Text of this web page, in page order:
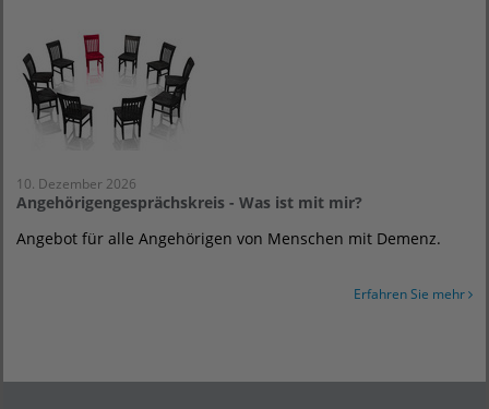
10. Dezember 2026
Angehörigengesprächskreis - Was ist mit mir?
Angebot für alle Angehörigen von Menschen mit Demenz.
Erfahren Sie mehr